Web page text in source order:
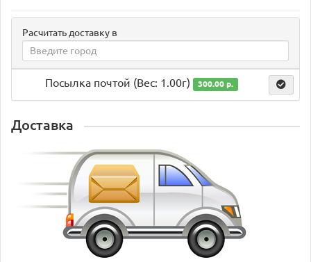
Расчитать доставку в
Посылка почтой (Вес: 1.00г) 300.00 р.
Доставка